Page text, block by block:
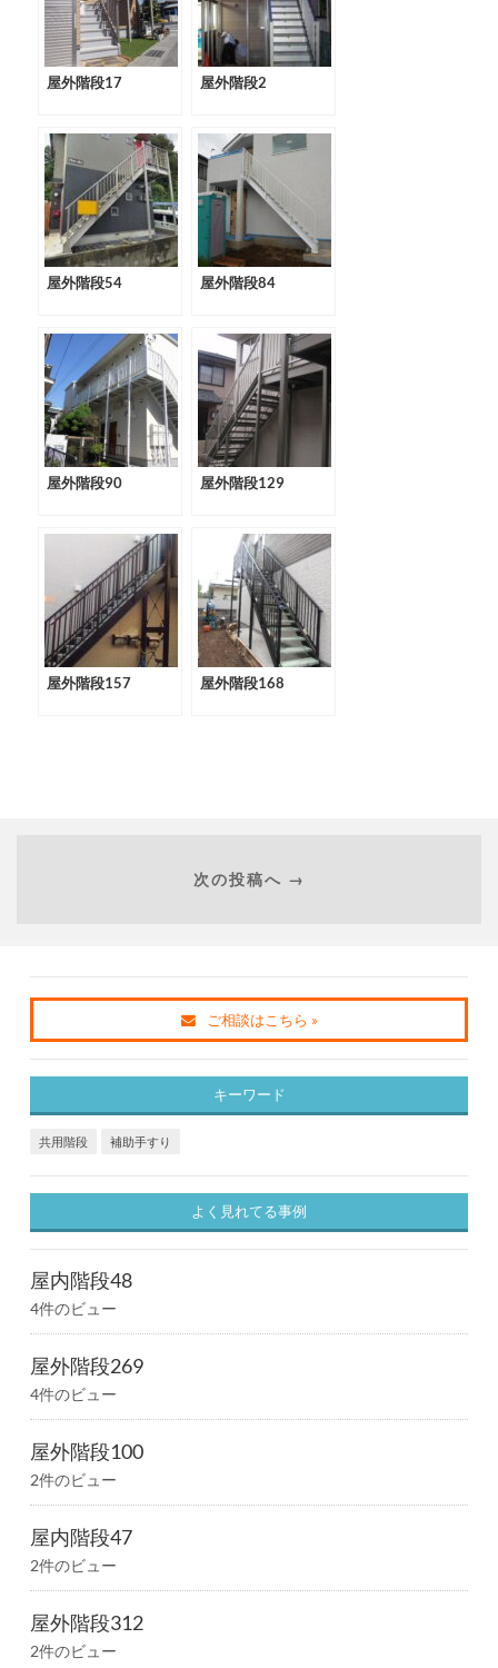
屋外階段17 屋外階段2
屋外階段54 屋外階段84
屋外階段90 屋外階段129
屋外階段157 屋外階段168
次の投稿へ →
ご相談はこちら »
キーワード
共用階段 補助手すり
よく見れてる事例
屋内階段48
4件のビュー
屋外階段269
4件のビュー
屋外階段100
2件のビュー
屋内階段47
2件のビュー
屋外階段312
2件のビュー